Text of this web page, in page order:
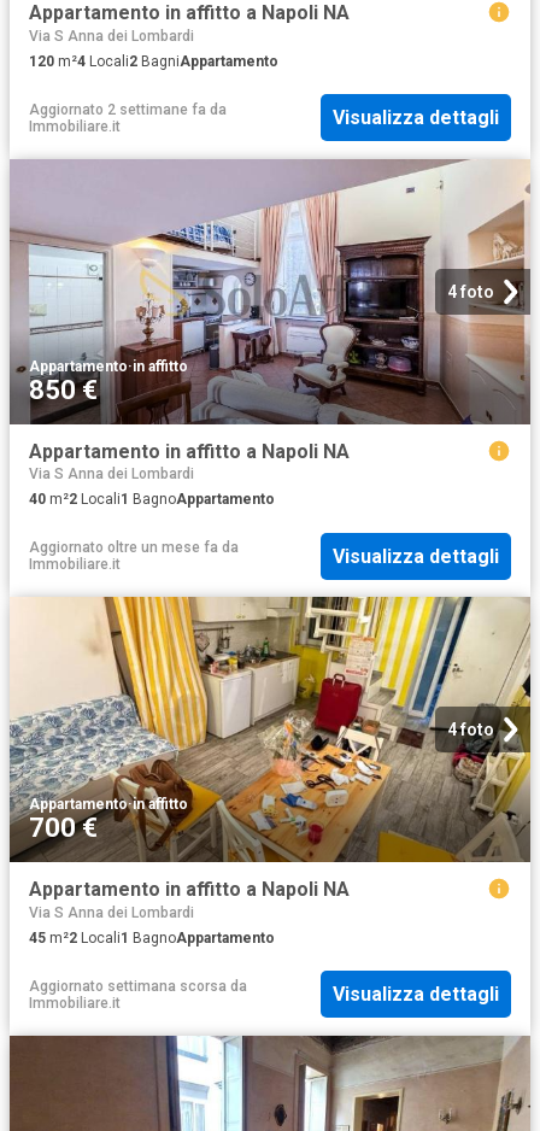
Appartamento in affitto a Napoli NA
Via S Anna dei Lombardi
120 m²4 Locali2 BagniAppartamento
Aggiornato 2 settimane fa da
Immobiliare.it
Visualizza dettagli
4 foto
Appartamento·in affitto
850 €
Appartamento in affitto a Napoli NA
Via S Anna dei Lombardi
40 m²2 Locali1 BagnoAppartamento
Aggiornato oltre un mese fa da
Immobiliare.it
Visualizza dettagli
4 foto
Appartamento·in affitto
700 €
Appartamento in affitto a Napoli NA
Via S Anna dei Lombardi
45 m²2 Locali1 BagnoAppartamento
Aggiornato settimana scorsa da
Immobiliare.it
Visualizza dettagli